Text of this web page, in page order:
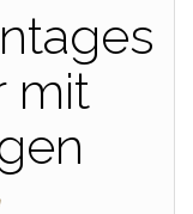
mit